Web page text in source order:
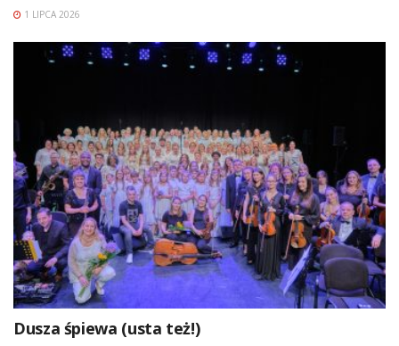
1 LIPCA 2026
Dusza śpiewa (usta też!)